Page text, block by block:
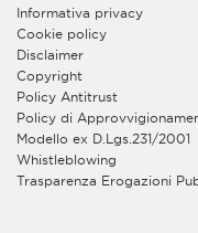
Informativa privacy
Cookie policy
Disclaimer
Copyright
Policy Antitrust
Policy di
Modello ex D.Lgs.231/2001
Whistleblowing
Trasparenza Erogazioni